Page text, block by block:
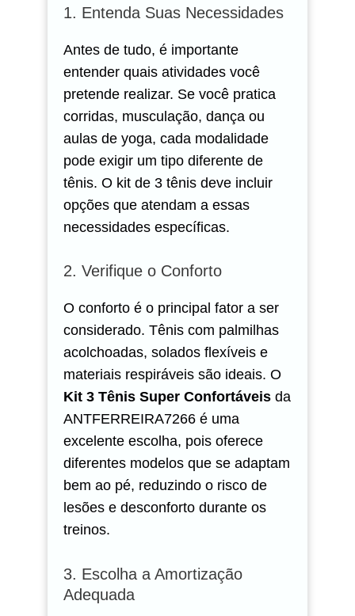
1. Entenda Suas Necessidades
Antes de tudo, é importante
entender quais atividades você
pretende realizar. Se você pratica
corridas, musculação, dança ou
aulas de yoga, cada modalidade
pode exigir um tipo diferente de
tênis. O kit de 3 tênis deve incluir
opções que atendam a essas
necessidades específicas.
2. Verifique o Conforto
O conforto é o principal fator a ser
considerado. Tênis com palmilhas
acolchoadas, solados flexíveis e
materiais respiráveis são ideais. O
Kit 3 Tênis Super Confortáveis da
ANTFERREIRA7266 é uma
excelente escolha, pois oferece
diferentes modelos que se adaptam
bem ao pé, reduzindo o risco de
lesões e desconforto durante os
treinos.
3. Escolha a Amortização
Adequada